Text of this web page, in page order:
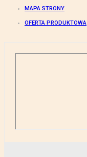
MAPA STRONY
OFERTA PRODUKTOWA